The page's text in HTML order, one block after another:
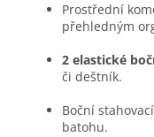
Prostřední
přehledným
2 elastické
či deštník.
Boční
batohu.